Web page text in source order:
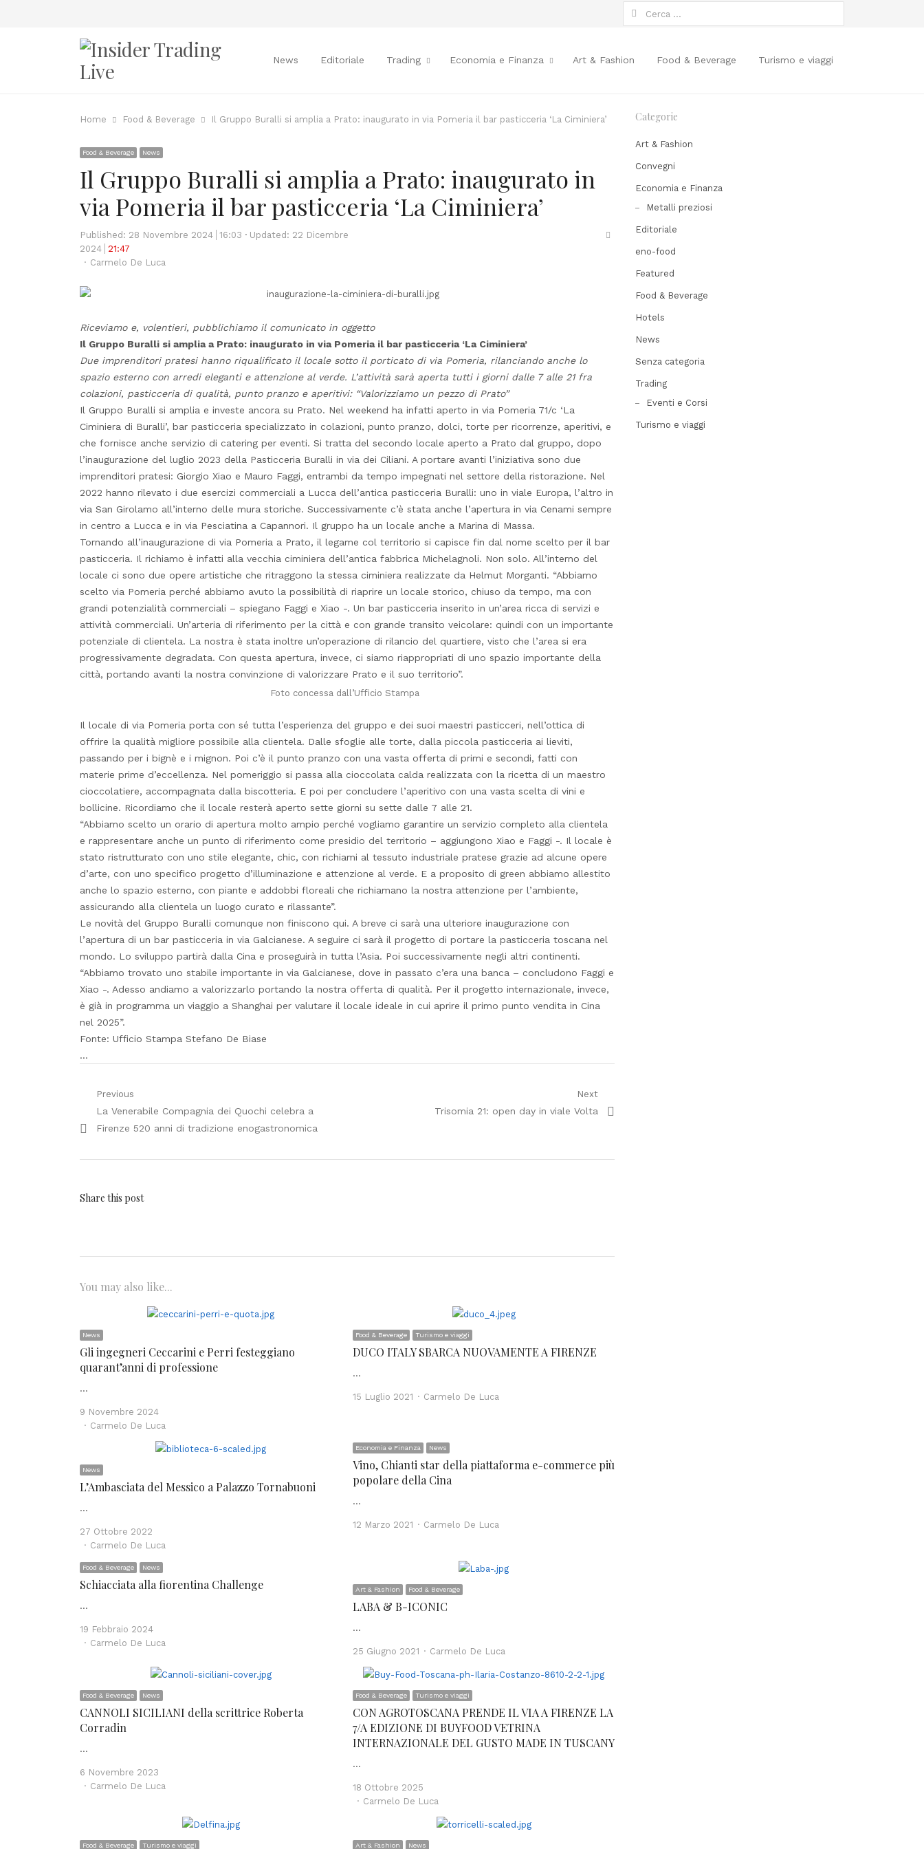
Ricerca
per:
News Editoriale Trading Economia e Finanza Art & Fashion Food & Beverage Turismo e viaggi
Home Food & Beverage Il Gruppo Buralli si amplia a Prato: inaugurato in via Pomeria il bar pasticceria ‘La Ciminiera’
Food & Beverage News
Il Gruppo Buralli si amplia a Prato: inaugurato in
via Pomeria il bar pasticceria ‘La Ciminiera’
Published: 28 Novembre 2024 16:03
Updated: 22 Dicembre
2024 21:47
Author
Carmelo De Luca
Share
Riceviamo e, volentieri, pubblichiamo il comunicato in oggetto
Il Gruppo Buralli si amplia a Prato: inaugurato in via Pomeria il bar pasticceria ‘La Ciminiera’
Due imprenditori pratesi hanno riqualificato il locale sotto il porticato di via Pomeria, rilanciando anche lo
spazio esterno con arredi eleganti e attenzione al verde. L’attività sarà aperta tutti i giorni dalle 7 alle 21 fra
colazioni, pasticceria di qualità, punto pranzo e aperitivi: “Valorizziamo un pezzo di Prato”
Il Gruppo Buralli si amplia e investe ancora su Prato. Nel weekend ha infatti aperto in via Pomeria 71/c ‘La
Ciminiera di Buralli’, bar pasticceria specializzato in colazioni, punto pranzo, dolci, torte per ricorrenze, aperitivi, e
che fornisce anche servizio di catering per eventi. Si tratta del secondo locale aperto a Prato dal gruppo, dopo
l’inaugurazione del luglio 2023 della Pasticceria Buralli in via dei Ciliani. A portare avanti l’iniziativa sono due
imprenditori pratesi: Giorgio Xiao e Mauro Faggi, entrambi da tempo impegnati nel settore della ristorazione. Nel
2022 hanno rilevato i due esercizi commerciali a Lucca dell’antica pasticceria Buralli: uno in viale Europa, l’altro in
via San Girolamo all’interno delle mura storiche. Successivamente c’è stata anche l’apertura in via Cenami sempre
in centro a Lucca e in via Pesciatina a Capannori. Il gruppo ha un locale anche a Marina di Massa.
Tornando all’inaugurazione di via Pomeria a Prato, il legame col territorio si capisce fin dal nome scelto per il bar
pasticceria. Il richiamo è infatti alla vecchia ciminiera dell’antica fabbrica Michelagnoli. Non solo. All’interno del
locale ci sono due opere artistiche che ritraggono la stessa ciminiera realizzate da Helmut Morganti. “Abbiamo
scelto via Pomeria perché abbiamo avuto la possibilità di riaprire un locale storico, chiuso da tempo, ma con
grandi potenzialità commerciali – spiegano Faggi e Xiao -. Un bar pasticceria inserito in un’area ricca di servizi e
attività commerciali. Un’arteria di riferimento per la città e con grande transito veicolare: quindi con un importante
potenziale di clientela. La nostra è stata inoltre un’operazione di rilancio del quartiere, visto che l’area si era
progressivamente degradata. Con questa apertura, invece, ci siamo riappropriati di uno spazio importante della
città, portando avanti la nostra convinzione di valorizzare Prato e il suo territorio”.
Foto concessa dall’Ufficio Stampa
Il locale di via Pomeria porta con sé tutta l’esperienza del gruppo e dei suoi maestri pasticceri, nell’ottica di
offrire la qualità migliore possibile alla clientela. Dalle sfoglie alle torte, dalla piccola pasticceria ai lieviti,
passando per i bignè e i mignon. Poi c’è il punto pranzo con una vasta offerta di primi e secondi, fatti con
materie prime d’eccellenza. Nel pomeriggio si passa alla cioccolata calda realizzata con la ricetta di un maestro
cioccolatiere, accompagnata dalla biscotteria. E poi per concludere l’aperitivo con una vasta scelta di vini e
bollicine. Ricordiamo che il locale resterà aperto sette giorni su sette dalle 7 alle 21.
“Abbiamo scelto un orario di apertura molto ampio perché vogliamo garantire un servizio completo alla clientela
e rappresentare anche un punto di riferimento come presidio del territorio – aggiungono Xiao e Faggi -. Il locale è
stato ristrutturato con uno stile elegante, chic, con richiami al tessuto industriale pratese grazie ad alcune opere
d’arte, con uno specifico progetto d’illuminazione e attenzione al verde. E a proposito di green abbiamo allestito
anche lo spazio esterno, con piante e addobbi floreali che richiamano la nostra attenzione per l’ambiente,
assicurando alla clientela un luogo curato e rilassante”.
Le novità del Gruppo Buralli comunque non finiscono qui. A breve ci sarà una ulteriore inaugurazione con
l’apertura di un bar pasticceria in via Galcianese. A seguire ci sarà il progetto di portare la pasticceria toscana nel
mondo. Lo sviluppo partirà dalla Cina e proseguirà in tutta l’Asia. Poi successivamente negli altri continenti.
“Abbiamo trovato uno stabile importante in via Galcianese, dove in passato c’era una banca – concludono Faggi e
Xiao -. Adesso andiamo a valorizzarlo portando la nostra offerta di qualità. Per il progetto internazionale, invece,
è già in programma un viaggio a Shanghai per valutare il locale ideale in cui aprire il primo punto vendita in Cina
nel 2025”.
Fonte: Ufficio Stampa Stefano De Biase
…
Navigazione
articoli
Previous
Previous
post:
La Venerabile Compagnia dei Quochi celebra a
Firenze 520 anni di tradizione enogastronomica
Next
Next
Trisomia 21: open day in viale Volta
Share this post
You may also like...
News
Gli ingegneri Ceccarini e Perri festeggiano
quarant’anni di professione
…
9 Novembre 2024
Author
Carmelo De Luca
Food & Beverage Turismo e viaggi
DUCO ITALY SBARCA NUOVAMENTE A FIRENZE
…
15 Luglio 2021 Author
Carmelo De Luca
News
L’Ambasciata del Messico a Palazzo Tornabuoni
…
27 Ottobre 2022
Author
Carmelo De Luca
Economia e Finanza News
Vino, Chianti star della piattaforma e-commerce più
popolare della Cina
…
12 Marzo 2021 Author
Carmelo De Luca
Food & Beverage News
Schiacciata alla fiorentina Challenge
…
19 Febbraio 2024
Author
Carmelo De Luca
Art & Fashion Food & Beverage
LABA & B-ICONIC
…
25 Giugno 2021 Author
Carmelo De Luca
Food & Beverage News
CANNOLI SICILIANI della scrittrice Roberta
Corradin
…
6 Novembre 2023
Author
Carmelo De Luca
Food & Beverage Turismo e viaggi
CON AGROTOSCANA PRENDE IL VIA A FIRENZE LA
7/A EDIZIONE DI BUYFOOD VETRINA
INTERNAZIONALE DEL GUSTO MADE IN TUSCANY
…
18 Ottobre 2025
Author
Carmelo De Luca
Food & Beverage Turismo e viaggi Art & Fashion News
Categorie
Art & Fashion
Convegni
Economia e Finanza
Metalli preziosi
Editoriale
eno-food
Featured
Food & Beverage
Hotels
News
Senza categoria
Trading
Eventi e Corsi
Turismo e viaggi